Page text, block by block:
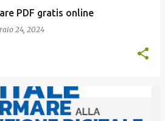
PDF gratis online
24, 2024